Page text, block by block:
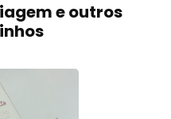
e outros